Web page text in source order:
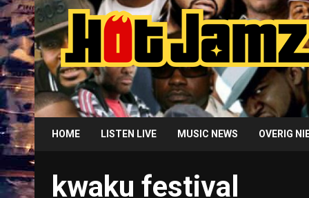
HOME LISTEN LIVE MUSIC NEWS OVERIG
kwaku festival